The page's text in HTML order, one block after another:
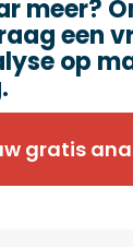
meer?
een
op
gratis